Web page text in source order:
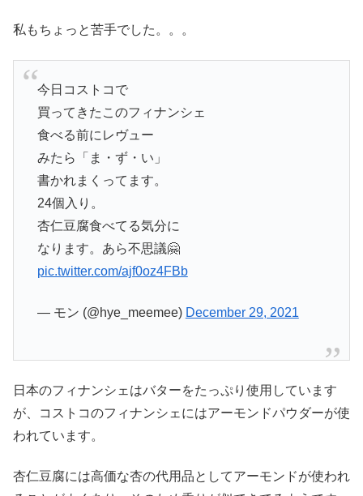
私もちょっと苦手でした。。。
今日コストコで
買ってきたこのフィナンシェ
食べる前にレヴュー
みたら「ま・ず・い」
書かれまくってます。
24個入り。
杏仁豆腐食べてる気分に
なります。あら不思議🤗
pic.twitter.com/ajf0oz4FBb
— モン (@hye_meemee) December 29, 2021
日本のフィナンシェはバターをたっぷり使用しています
が、コストコのフィナンシェにはアーモンドパウダーが使
われています。
杏仁豆腐には高価な杏の代用品としてアーモンドが使われ